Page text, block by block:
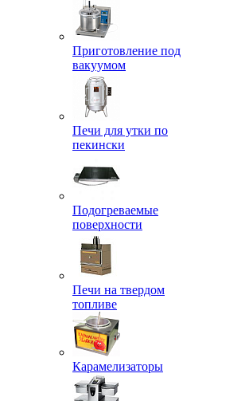
Приготовление под
вакуумом
Печи для утки по
пекински
Подогреваемые
поверхности
Печи на твердом
топливе
Карамелизаторы